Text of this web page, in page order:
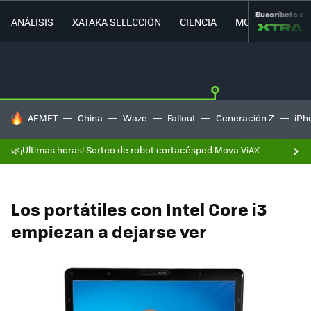
ANÁLISIS XATAKA SELECCIÓN CIENCIA MOVILIDAD
Suscríbete a
HOY SE HABLA DE
AEMET China Waze Fallout Generación Z
🌿¡Últimas horas! Sorteo de robot cortacésped Mova ViAX
Los portátiles con Intel Core i3
empiezan a dejarse ver